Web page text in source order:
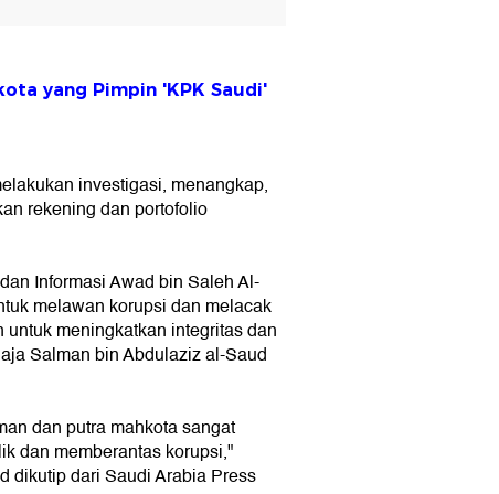
yang Pimpin 'KPK Saudi'
investigasi, menangkap,
rekening dan portofolio
Informasi Awad bin Saleh Al-
melawan korupsi dan melacak
meningkatkan integritas dan
Salman bin Abdulaziz al-Saud
dan putra mahkota sangat
dan memberantas korupsi,"
dikutip dari Saudi Arabia Press